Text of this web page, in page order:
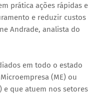
prática ações rápidas e
e reduzir custos
Andrade, analista do
em todo o estado
(ME) ou
e que atuem nos setores